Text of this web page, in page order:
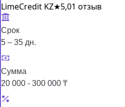
LimeCredit KZ★5,01 отзыв
Срок
5 – 35 дн.
Сумма
20 000 - 300 000 ₸